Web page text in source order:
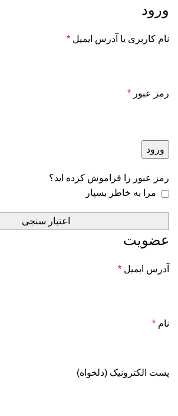
ورود
نام کاربری یا آدرس ایمیل *
رمز عبور *
ورود
رمز عبور را فراموش کرده اید؟
مرا به خاطر بسپار
اعتبار سنجی
عضویت
آدرس ایمیل *
نام *
پست الکترونیک (دلخواه)